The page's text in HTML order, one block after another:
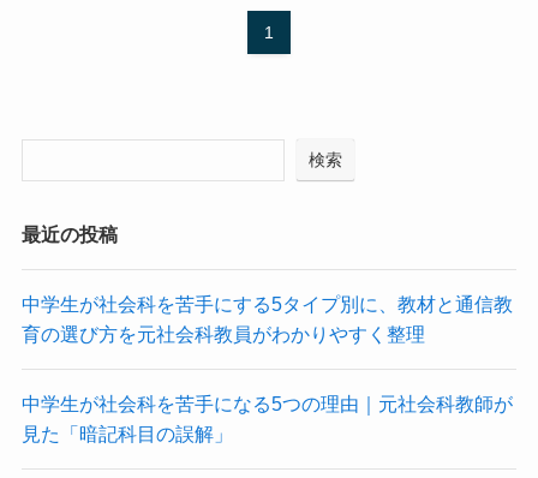
1
検索
最近の投稿
中学生が社会科を苦手にする5タイプ別に、教材と通信教
育の選び方を元社会科教員がわかりやすく整理
中学生が社会科を苦手になる5つの理由｜元社会科教師が
見た「暗記科目の誤解」